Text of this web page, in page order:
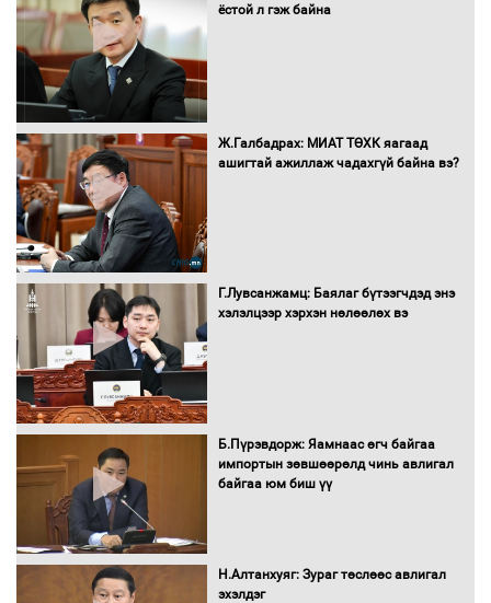
С.Бямбацогт Зүүн Азийн
Санхүүгийн хэмнэлтийн горимд эрүүл
Нөөцийн махны худалдаа,
борлуулалтыг нээлттэй ил тод
болгоно
Монгол Улс “COP17”-д “Тал хээрийн
төлөвлөгөө”-гөө танилцуулна
ёстой л гэж байна
Ж.Галбадрах: МИАТ ТӨХК яагаад
ашигтай ажиллаж чадахгүй байна вэ?
Г.Лувсанжамц: Баялаг бүтээгчдэд энэ
хэлэлцээр хэрхэн нөлөөлөх вэ
Б.Пүрэвдорж: Яамнаас өгч байгаа
импортын зөвшөөрөлд чинь авлигал
байгаа юм биш үү
Н.Алтанхуяг: Зураг төслөөс авлигал
эхэлдэг